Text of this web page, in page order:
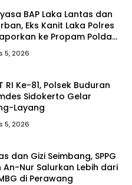
BAP Laka Lantas dan
Eks Kanit Laka Polres
ke Propam Polda
5, 2026
RI Ke-81, Polsek Buduran
Sidokerto Gelar
Layang
5, 2026
dan Gizi Seimbang, SPPG
An-Nur Salurkan Lebih dari
di Perawang